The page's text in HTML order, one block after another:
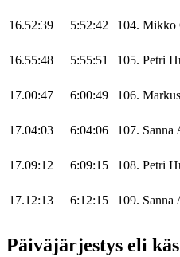
16.52:39 5:52:42 104. Mikko
16.55:48 5:55:51 105. Petri
17.00:47 6:00:49 106. Markus
17.04:03 6:04:06 107. Sanna
17.09:12 6:09:15 108. Petri
17.12:13 6:12:15 109. Sanna
Päiväjärjestys eli